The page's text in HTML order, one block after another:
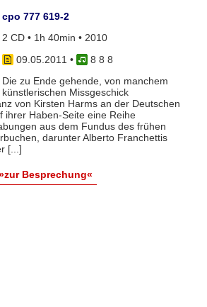
cpo 777 619-2
2 CD • 1h 40min • 2010
09.05.2011 •
8 8 8
Die zu Ende gehende, von manchem
künstlerischen Missgeschick
von Kirsten Harms an der Deutschen
ihrer Haben-Seite eine Reihe
aus dem Fundus des frühen
darunter Alberto Franchettis
[...]
Besprechung«